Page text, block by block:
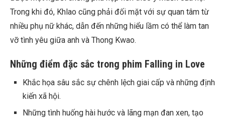
Trong khi đó, Khlao cũng phải đối mặt với sự quan tâm từ
nhiều phụ nữ khác, dẫn đến những hiểu lầm có thể làm tan
vỡ tình yêu giữa anh và Thong Kwao.
Những điểm đặc sắc trong phim Falling in Love
Khắc họa sâu sắc sự chênh lệch giai cấp và những định
kiến xã hội.
Những tình huống hài hước và lãng mạn đan xen, tạo